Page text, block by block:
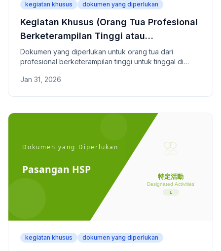
kegiatan khusus dokumen yang diperlukan
Kegiatan Khusus (Orang Tua Profesional
Berketerampilan Tinggi atau
Pasangannya) - Dokumen yang
Diperlukan
Dokumen yang diperlukan untuk orang tua dari
profesional berketerampilan tinggi untuk tinggal di
atas 8 juta yen dan pengasuhan anak di bawah 7
Jan 31, 2026
kegiatan khusus dokumen yang diperlukan